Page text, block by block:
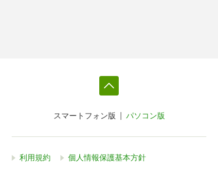
スマートフォン版 パソコン版
利用規約 個人情報保護基本方針